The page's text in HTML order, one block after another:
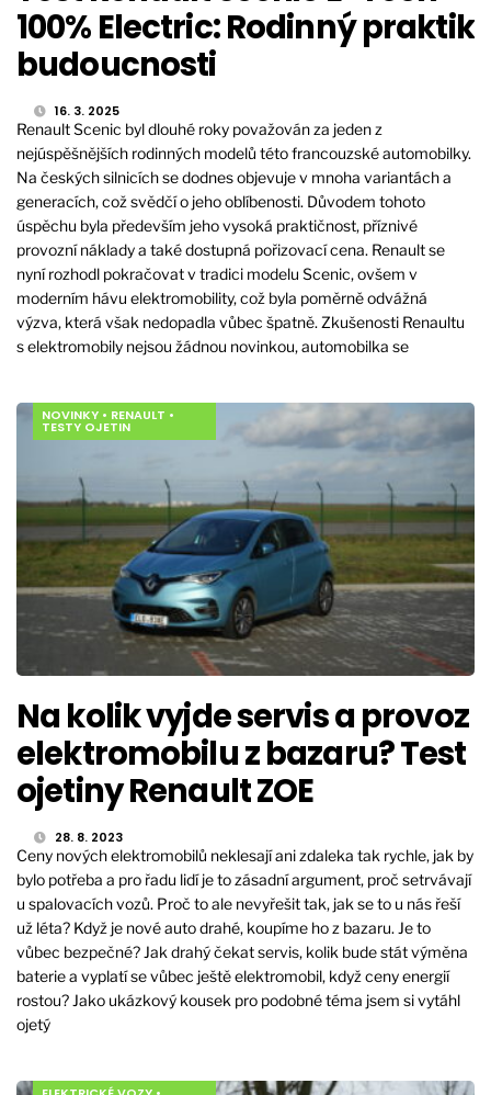
100% Electric: Rodinný praktik
budoucnosti
16. 3. 2025
Renault Scenic byl dlouhé roky považován za jeden z
nejúspěšnějších rodinných modelů této francouzské automobilky.
Na českých silnicích se dodnes objevuje v mnoha variantách a
generacích, což svědčí o jeho oblíbenosti. Důvodem tohoto
úspěchu byla především jeho vysoká praktičnost, příznivé
provozní náklady a také dostupná pořizovací cena. Renault se
nyní rozhodl pokračovat v tradici modelu Scenic, ovšem v
moderním hávu elektromobility, což byla poměrně odvážná
výzva, která však nedopadla vůbec špatně. Zkušenosti Renaultu
s elektromobily nejsou žádnou novinkou, automobilka se
NOVINKY • RENAULT •
TESTY OJETIN
Na kolik vyjde servis a provoz
elektromobilu z bazaru? Test
ojetiny Renault ZOE
28. 8. 2023
Ceny nových elektromobilů neklesají ani zdaleka tak rychle, jak by
bylo potřeba a pro řadu lidí je to zásadní argument, proč setrvávají
u spalovacích vozů. Proč to ale nevyřešit tak, jak se to u nás řeší
už léta? Když je nové auto drahé, koupíme ho z bazaru. Je to
vůbec bezpečné? Jak drahý čekat servis, kolik bude stát výměna
baterie a vyplatí se vůbec ještě elektromobil, když ceny energií
rostou? Jako ukázkový kousek pro podobné téma jsem si vytáhl
ojetý